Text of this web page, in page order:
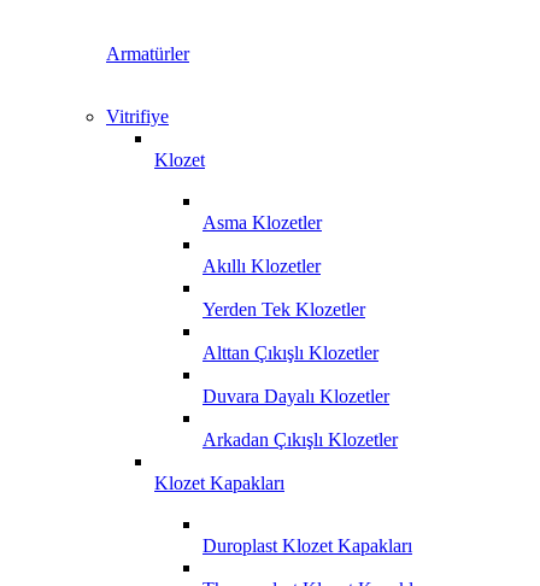
Armatürler
Vitrifiye
Klozet
Asma Klozetler
Akıllı Klozetler
Yerden Tek Klozetler
Alttan Çıkışlı Klozetler
Duvara Dayalı Klozetler
Arkadan Çıkışlı Klozetler
Klozet Kapakları
Duroplast Klozet Kapakları